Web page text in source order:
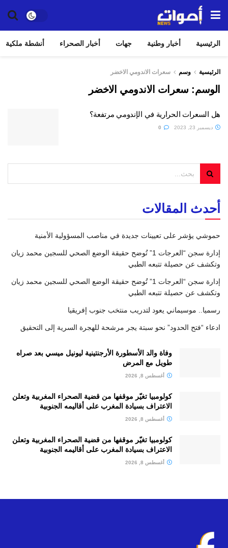
الرئيسية أخبار وطنية جهات أخبار الصحراء أنشطة ملكية
الرئيسية وسم سعرات الاندومي الاخضر
الوسم: سعرات الاندومي الاخضر
هل السعرات الحرارية في الإندومي مرتفعة؟
ديسمبر 23, 2023
أحدث المقالات
حموشي يؤشر على تعيينات جديدة في مناصب المسؤولية الأمنية
إدارة سجن “العرجات 1” تُوضح حقيقة الوضع الصحي للسجين محمد زيان
وتكشف عن حصيلة تتبعه الطبي
إدارة سجن “العرجات 1” تُوضح حقيقة الوضع الصحي للسجين محمد زيان
وتكشف عن حصيلة تتبعه الطبي
رسميا.. موسيماني يعود لتدريب منتخب جنوب إفريقيا
ادعاء “فتح الحدود” نحو سبتة يجر مرشحة للهجرة السرية إلى التحقيق
وفاة والد الأسطورة الأرجنتينية ليونيل ميسي بعد صراه
طويل مع المرض
أغسطس 8, 2026
كولومبيا تغيّر موقفها من قضية الصحراء المغربية وتعلن
الاعتراف بسيادة المغرب على أقاليمه الجنوبية
أغسطس 8, 2026
كولومبيا تغيّر موقفها من قضية الصحراء المغربية وتعلن
الاعتراف بسيادة المغرب على أقاليمه الجنوبية
أغسطس 8, 2026